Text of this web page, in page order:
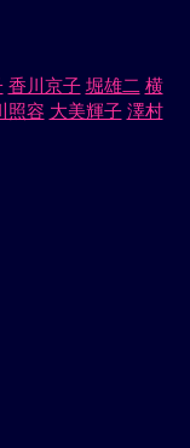
香川京子 堀雄二 横
照容 大美輝子 澤村